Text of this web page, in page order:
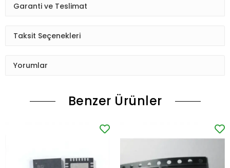
Garanti ve Teslimat
Taksit Seçenekleri
Yorumlar
Benzer Ürünler